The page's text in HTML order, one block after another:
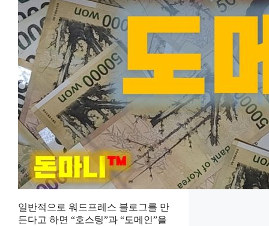
일반적으로 워드프레스 블로그를 만
든다고 하면 “호스팅”과 “도메인”을